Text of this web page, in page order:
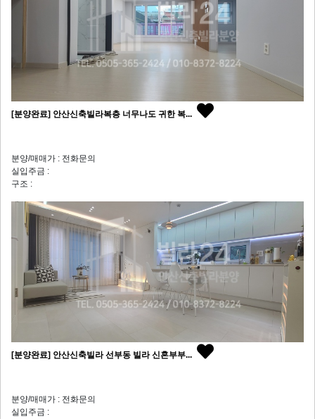
[분양완료] 안산신축빌라복층 너무나도 귀한 복...
분양/매매가 : 전화문의
실입주금 :
구조 :
[분양완료] 안산신축빌라 선부동 빌라 신혼부부...
분양/매매가 : 전화문의
실입주금 :